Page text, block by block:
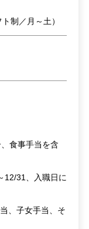
制／月～土）
食事手当を含
12/31、入職日に
、子女手当、そ